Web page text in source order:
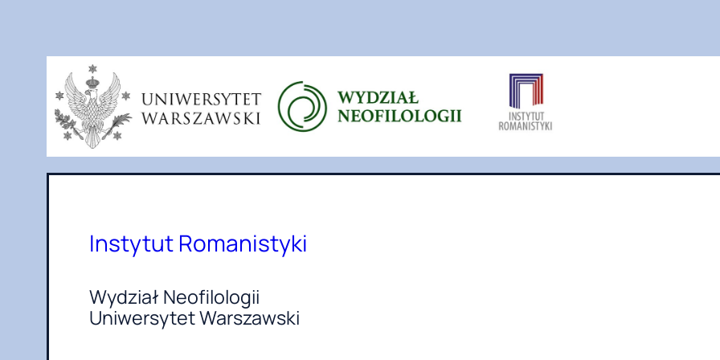
Instytut Romanistyki
Wydział Neofilologii
Uniwersytet Warszawski